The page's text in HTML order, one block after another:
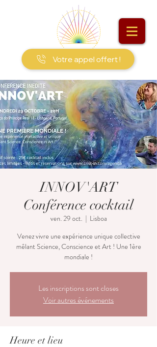
Votre appel offert !
INNOV'ART
Conférence cocktail
ven. 29 oct.
  |
Lisboa
Venez vivre une expérience unique collective
mêlant Science, Conscience et Art ! Une 1ère
mondiale !
Les inscriptions sont closes
Voir autres événements
Heure et lieu